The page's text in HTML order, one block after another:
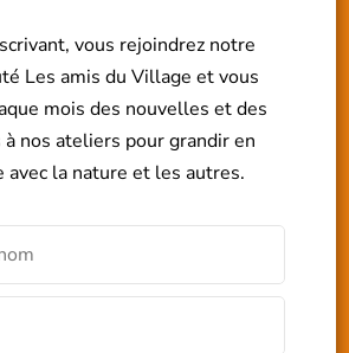
vous rejoindrez notre
Les amis du Village et vous
mois des nouvelles et des
nos ateliers pour grandir en
avec la nature et les autres.